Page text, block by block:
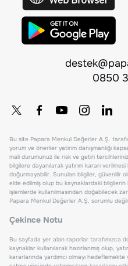
0850
Bu site Papara Menkul Değerler A.Ş.
yorum ve öneriler yatırım danışmanlığı
mali durumunuz ile risk ve getiri
bilgilere dayanılarak yatırım kararı
doğurmayabilir. Sunulan bilgiler, güvenilir
elde edilmiş olup bu kaynaklardaki
işlemlerde kullanılmasından doğabilecek
Papara Menkul Değerler A.Ş. sorumlu
Çekince Notu
Bu sayfada yer alan raporlar tarafımızca
kaynaklar kullanılarak hazırlanmış olup,
kararlarında yardımcı olmayı